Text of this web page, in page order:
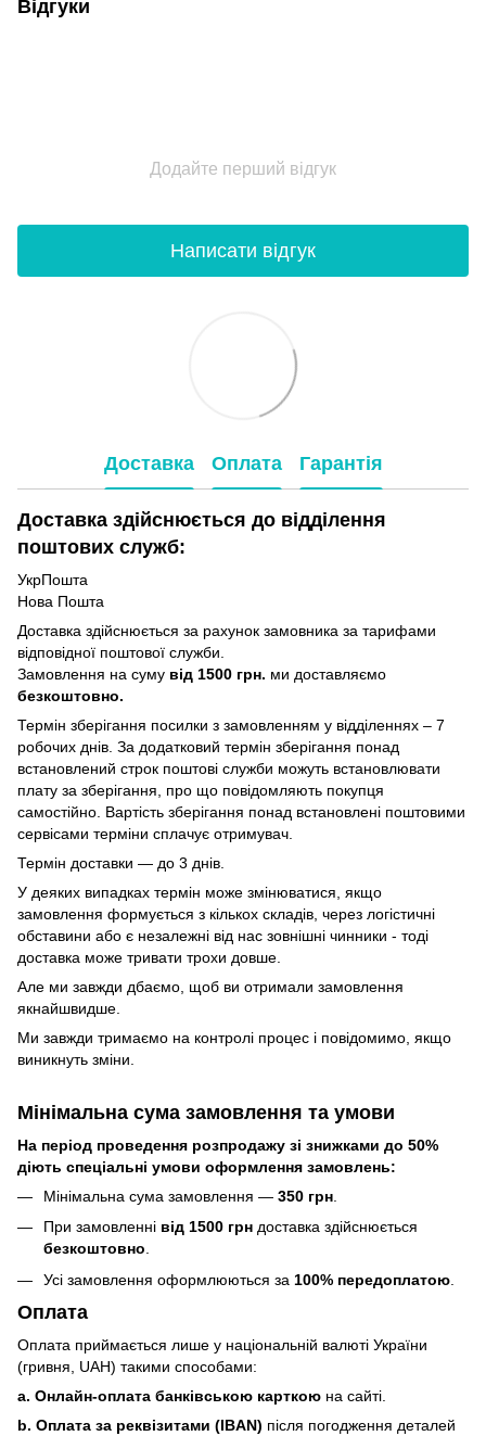
Відгуки
Додайте перший відгук
Написати відгук
Доставка Оплата Гарантія
Доставка здійснюється до відділення
поштових служб:
УкрПошта
Нова Пошта
Доставка здійснюється за рахунок замовника за тарифами
відповідної поштової служби.
Замовлення на суму від 1500 грн. ми доставляємо
безкоштовно.
Термін зберігання посилки з замовленням у відділеннях – 7
робочих днів. За додатковий термін зберігання понад
встановлений строк поштові служби можуть встановлювати
плату за зберігання, про що повідомляють покупця
самостійно. Вартість зберігання понад вcтановлені поштовими
сервісами терміни сплачує отримувач.
Термін доставки — до 3 днів.
У деяких випадках термін може змінюватися, якщо
замовлення формується з кількох складів, через логістичні
обставини або є незалежні від нас зовнішні чинники - тоді
доставка може тривати трохи довше.
Але ми завжди дбаємо, щоб ви отримали замовлення
якнайшвидше.
Ми завжди тримаємо на контролі процес і повідомимо, якщо
виникнуть зміни.
Мінімальна сума замовлення та умови
На період проведення розпродажу зі знижками до 50%
діють спеціальні умови оформлення замовлень:
Мінімальна сума замовлення — 350 грн
При замовленні від 1500 грн доставка здійснюється
безкоштовно.
Усі замовлення оформлюються за 100% передоплатою
Оплата
Оплата приймається лише у національній валюті України
(гривня, UAH) такими способами:
a. Онлайн-оплата банківською карткою на сайті.
b. Оплата за реквізитами (IBAN) після погодження деталей